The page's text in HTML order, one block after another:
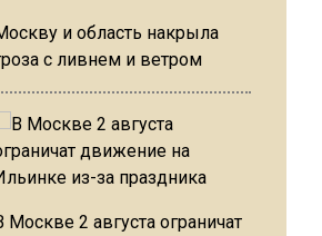
и область накрыла
с ливнем и ветром
Москве 2 августа ограничат